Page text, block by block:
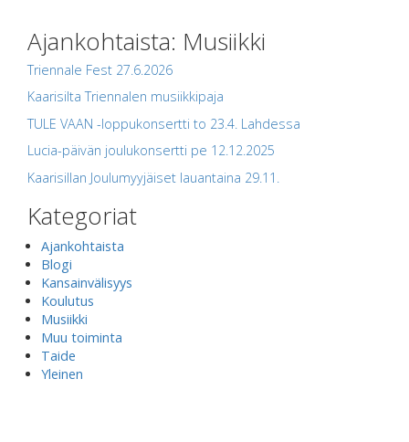
Ajankohtaista: Musiikki
Triennale Fest 27.6.2026
Kaarisilta Triennalen musiikkipaja
TULE VAAN -loppukonsertti to 23.4. Lahdessa
Lucia-päivän joulukonsertti pe 12.12.2025
Kaarisillan Joulumyyjäiset lauantaina 29.11.
Kategoriat
Ajankohtaista
Blogi
Kansainvälisyys
Koulutus
Musiikki
Muu toiminta
Taide
Yleinen